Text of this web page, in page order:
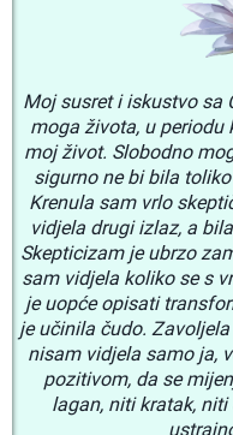
Moj susret i iskustvo sa
moga života, u periodu
moj život. Slobodno
sigurno ne bi bila
Krenula sam vrlo
vidjela drugi izlaz, a
Skepticizam je ubrzo
sam vidjela koliko se s
je uopće opisati
je učinila čudo.
nisam vidjela samo ja,
pozitivom, da se
lagan, niti kratak,